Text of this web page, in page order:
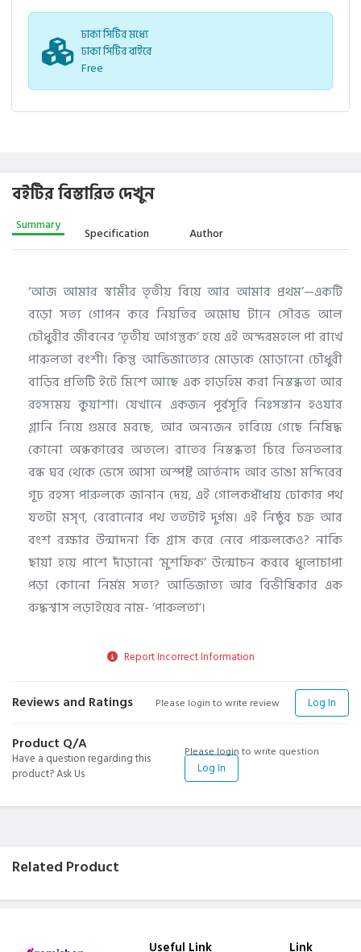
ঢাকা সিটির মধ্যে
ঢাকা সিটির বাইরে
Free
বইটির বিস্তারিত দেখুন
Summary Specification Author
‘আজ আমার স্বামীর তৃতীয় বিয়ে আর আমার প্রথম’—একটি
বড়ো সত্য গোপন করে নিয়তির অমোঘ টানে সৌরভ আল
চৌধুরীর জীবনের ‘তৃতীয় আগন্তুক’ হয়ে এই অন্দরমহলে পা রাখে
পারুলতা বংশী। কিন্তু আভিজাত্যের মোড়কে মোড়ানো চৌধুরী
বাড়ির প্রতিটি ইটে মিশে আছে এক হাড়হিম করা নিস্তব্ধতা আর
রহস্যময় কুয়াশা। যেখানে একজন পূর্বসূরি নিঃসন্তান হওয়ার
গ্লানি নিয়ে গুমরে মরছে, আর অন্যজন হারিয়ে গেছে নিষিদ্ধ
কোনো অন্ধকারের অতলে। রাতের নিস্তব্ধতা চিরে তিনতলার
বন্ধ ঘর থেকে ভেসে আসা অস্পষ্ট আর্তনাদ আর ভাঙা মন্দিরের
গূঢ় রহস্য পারুলকে জানান দেয়, এই গোলকধাঁধায় ঢোকার পথ
যতটা মসৃণ, বেরোনোর পথ ততটাই দুর্গম। এই নিষ্ঠুর চক্র আর
বংশ রক্ষার উন্মাদনা কি গ্রাস করে নেবে পারুলকেও? নাকি
ছায়া হয়ে পাশে দাঁড়ানো ‘মুশফিক’ উন্মোচন করবে ধুলোচাপা
পড়া কোনো নির্মম সত্য? আভিজাত্য আর বিভীষিকার এক
রুদ্ধশ্বাস লড়াইয়ের নাম- ‘পারুলতা’।
Report Incorrect Information
Reviews and Ratings Please login to write review Log In
Product Q/A
Have a question regarding this
product? Ask Us
Please login to write question
Log In
Related Product
Useful Link Link